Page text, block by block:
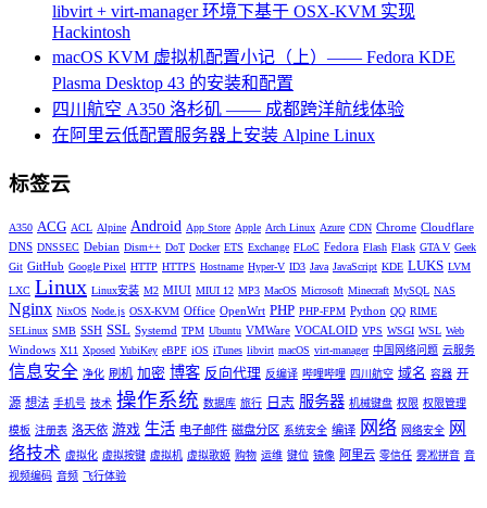
libvirt + virt-manager 环境下基于 OSX-KVM 实现
Hackintosh
macOS KVM 虚拟机配置小记（上）—— Fedora KDE
Plasma Desktop 43 的安装和配置
四川航空 A350 洛杉矶 —— 成都跨洋航线体验
在阿里云低配置服务器上安装 Alpine Linux
标签云
A350 ACG ACL Alpine Android App Store Apple Arch Linux Azure CDN Chrome Cloudflare
DNS DNSSEC Debian Dism++ DoT Docker ETS Exchange FLoC Fedora Flash Flask GTA V Geek
Git GitHub Google Pixel HTTP HTTPS Hostname Hyper-V ID3 Java JavaScript KDE LUKS LVM
LXC Linux Linux安装 M2 MIUI MIUI 12 MP3 MacOS Microsoft Minecraft MySQL NAS
Nginx NixOS Node.js OSX-KVM Office OpenWrt PHP PHP-FPM Python QQ RIME
SELinux SMB SSH SSL Systemd TPM Ubuntu VMWare VOCALOID VPS WSGI WSL Web
Windows X11 Xposed YubiKey eBPF iOS iTunes libvirt macOS virt-manager 中国网络问题 云服务
信息安全 净化 刷机 加密 博客 反向代理 反编译 哔哩哔哩 四川航空 域名 容器 开
源 想法 手机号 技术 操作系统 数据库 旅行 日志 服务器 机械键盘 权限 权限管理
模板 注册表 洛天依 游戏 生活 电子邮件 磁盘分区 系统安全 编译 网络 网络安全
网
络技术 虚拟化 虚拟按键 虚拟机 虚拟歌姬 购物 运维 键位 镜像 阿里云 零信任 雾凇拼音 音
视频编码 音频 飞行体验